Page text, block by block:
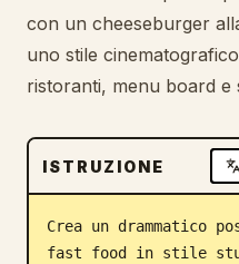
Prompt
Prezzi
Scarica
Blog
con un cheeseburger
uno stile
ristoranti, menu board e
ISTRUZIONE
Crea un drammatico